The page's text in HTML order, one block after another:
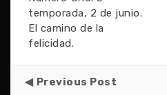
temporada, 2 de junio.
El camino de la
felicidad.
Previous Post